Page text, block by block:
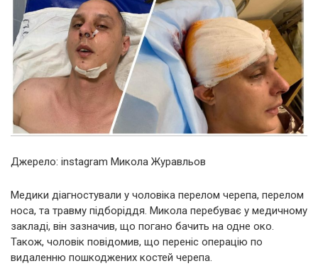
Джерело: instagram Микола Журавльов
Медики діагностували у чоловіка перелом черепа, перелом
носа, та травму підборіддя. Микола перебуває у медичному
закладі, він зазначив, що погано бачить на одне око.
Також, чоловік повідомив, що переніс операцію по
видаленню пошкоджених костей черепа.